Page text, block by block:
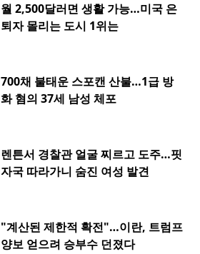
월 2,500달러면 생활 가능…미국 은
퇴자 몰리는 도시 1위는
700채 불태운 스포캔 산불…1급 방
화 혐의 37세 남성 체포
렌튼서 경찰관 얼굴 찌르고 도주…핏
자국 따라가니 숨진 여성 발견
"계산된 제한적 확전"…이란, 트럼프
양보 얻으려 승부수 던졌다